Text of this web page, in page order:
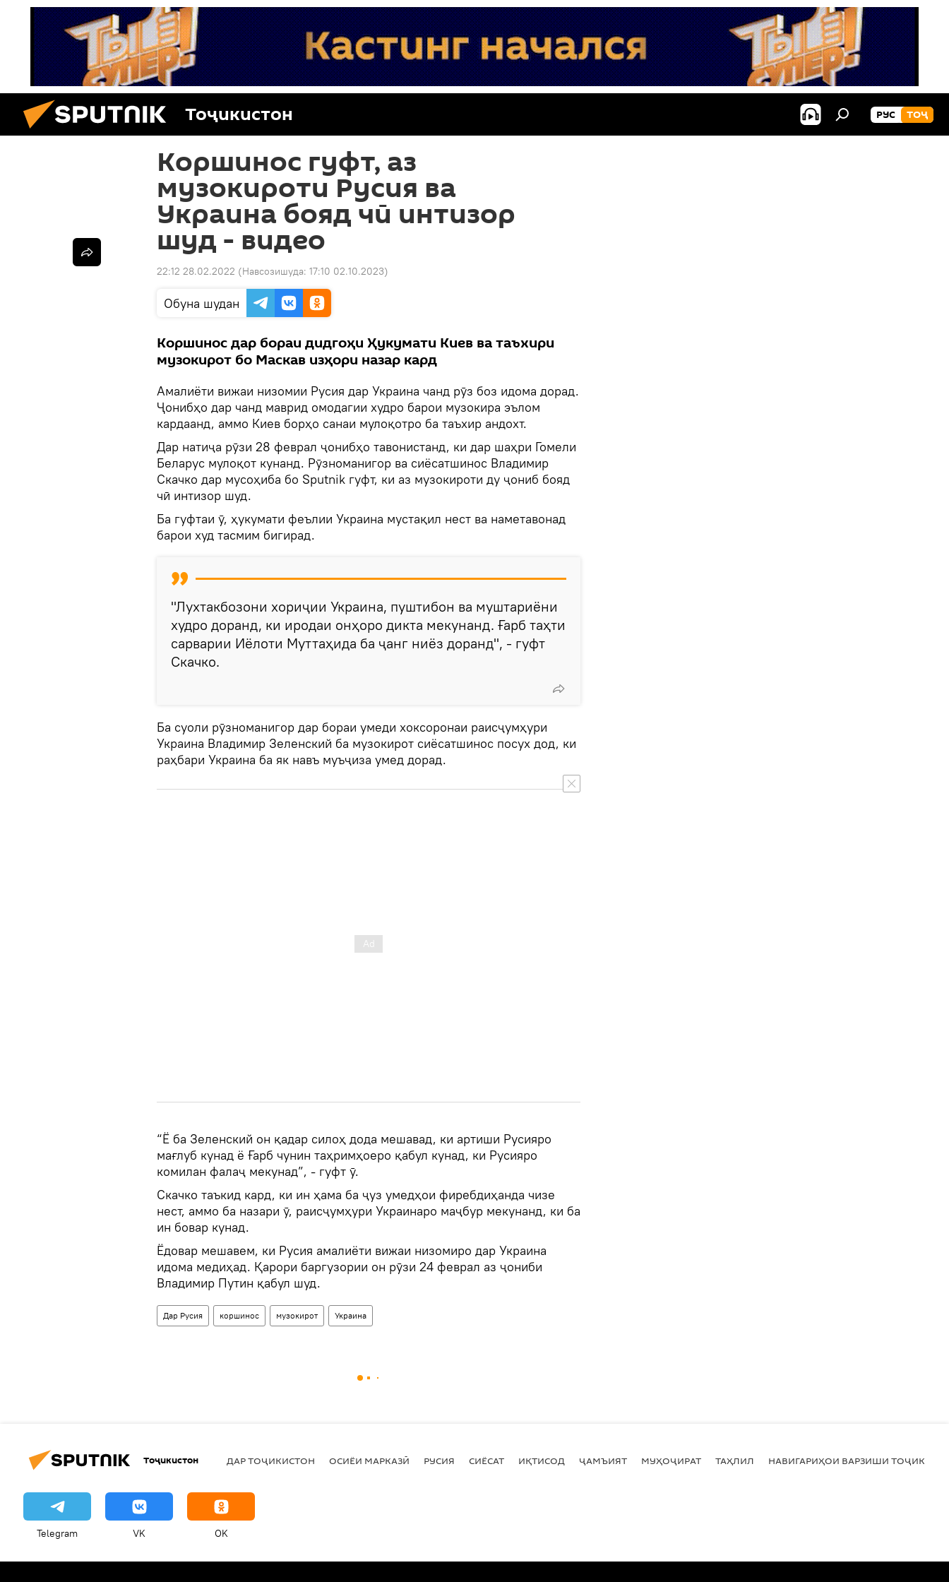
Тоҷикистон РУС ТОҶ
Коршинос гуфт, аз
музокироти Русия ва
Украина бояд чӣ интизор
шуд - видео
22:12 28.02.2022 (Навсозишуда: 17:10 02.10.2023)
Обуна шудан
Коршинос дар бораи дидгоҳи Ҳукумати Киев ва таъхири
музокирот бо Маскав изҳори назар кард
Амалиёти вижаи низомии Русия дар Украина чанд рӯз боз идома дорад.
Ҷонибҳо дар чанд маврид омодагии худро барои музокира эълом
кардаанд, аммо Киев борҳо санаи мулоқотро ба таъхир андохт.
Дар натиҷа рӯзи 28 феврал ҷонибҳо тавонистанд, ки дар шаҳри Гомели
Беларус мулоқот кунанд. Рӯзноманигор ва сиёсатшинос Владимир
Скачко дар мусоҳиба бо Sputnik гуфт, ки аз музокироти ду ҷониб бояд
чӣ интизор шуд.
Ба гуфтаи ӯ, ҳукумати феълии Украина мустақил нест ва наметавонад
барои худ тасмим бигирад.
"Лухтакбозони хориҷии Украина, пуштибон ва муштариёни
худро доранд, ки иродаи онҳоро дикта мекунанд. Ғарб таҳти
сарварии Иёлоти Муттаҳида ба ҷанг ниёз доранд", - гуфт
Скачко.
Ба суоли рӯзноманигор дар бораи умеди хоксоронаи раисҷумҳури
Украина Владимир Зеленский ба музокирот сиёсатшинос посух дод, ки
раҳбари Украина ба як навъ муъҷиза умед дорад.
“Ё ба Зеленский он қадар силоҳ дода мешавад, ки артиши Русияро
мағлуб кунад ё Ғарб чунин таҳримҳоеро қабул кунад, ки Русияро
комилан фалаҷ мекунад”, - гуфт ӯ.
Скачко таъкид кард, ки ин ҳама ба ҷуз умедҳои фиребдиҳанда чизе
нест, аммо ба назари ӯ, раисҷумҳури Украинаро маҷбур мекунанд, ки ба
ин бовар кунад.
Ёдовар мешавем, ки Русия амалиёти вижаи низомиро дар Украина
идома медиҳад. Қарори баргузории он рӯзи 24 феврал аз ҷониби
Владимир Путин қабул шуд.
Дар Русия коршинос музокирот Украина
Тоҷикистон ДАР ТОҶИКИСТОН ОСИЁИ МАРКАЗӢ РУСИЯ СИЁСАТ ИҚТИСОД ҶАМЪИЯТ МУҲОҶИРАТ ТАҲЛИЛ НАВИГАРИҲОИ ВАРЗИШИ
Telegram VK OK